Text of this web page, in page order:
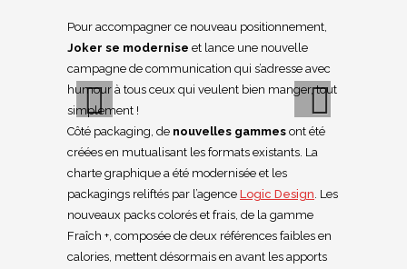
Previous Next
Pour accompagner ce nouveau positionnement,
Joker se modernise et lance une nouvelle
campagne de communication qui s’adresse avec
humour à tous ceux qui veulent bien manger, tout
simplement !
Côté packaging, de nouvelles gammes ont été
créées en mutualisant les formats existants. La
charte graphique a été modernisée et les
packagings reliftés par l’agence Logic Design . Les
nouveaux packs colorés et frais, de la gamme
Fraîch +, composée de deux références faibles en
calories, mettent désormais en avant les apports